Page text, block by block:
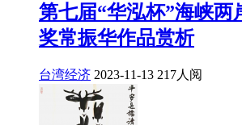
第七届“华泓杯”海峡两
奖常振华作品赏析
台湾经济 2023-11-13 217人阅